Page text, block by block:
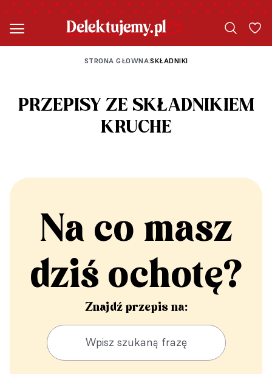
STRONA GŁOWNA|SKŁADNIKI
PRZEPISY ZE SKŁADNIKIEM
KRUCHE
Na co masz
dziś ochotę?
Znajdź przepis na: